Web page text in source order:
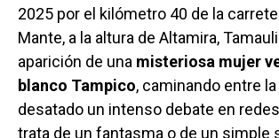
2025 por el kilómetro 40 de la
Mante, a la altura de Altamira,
aparición de una misteriosa mujer
blanco Tampico, caminando entre la
desatado un intenso debate en
trata de un fantasma o de un simple